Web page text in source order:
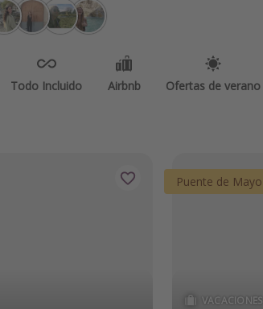
Todo Incluido Airbnb Ofertas de verano
Puente de Mayo
VACACIONES